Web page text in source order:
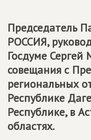
Председатель
РОССИЯ,
Госдуме
совещания с
региональных
Республике
Республике, в
областях.